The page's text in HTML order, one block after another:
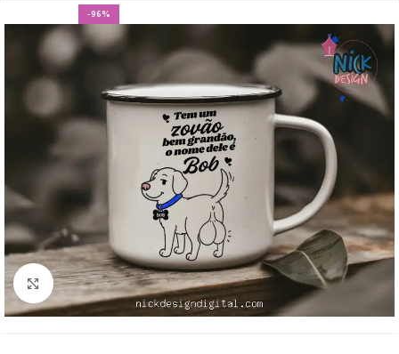
-96%
Click to enlarge